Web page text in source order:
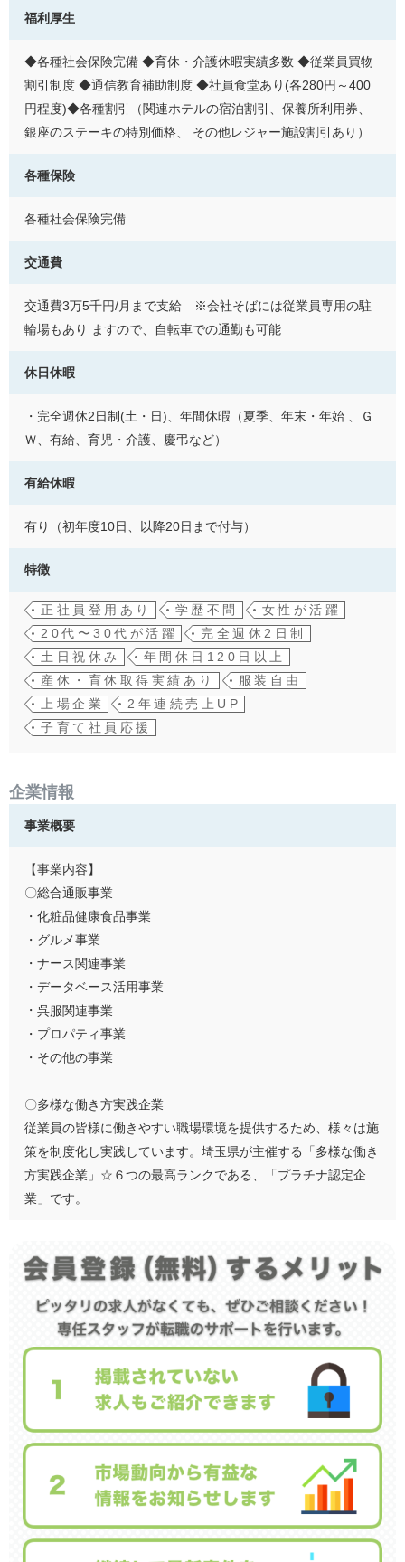
福利厚生
◆各種社会保険完備 ◆育休・介護休暇実績多数 ◆従業員買物
割引制度 ◆通信教育補助制度 ◆社員食堂あり(各280円～400
円程度)◆各種割引（関連ホテルの宿泊割引、保養所利用券、
銀座のステーキの特別価格、 その他レジャー施設割引あり）
各種保険
各種社会保険完備
交通費
交通費3万5千円/月まで支給 ※会社そばには従業員専用の駐
輪場もあり ますので、自転車での通勤も可能
休日休暇
・完全週休2日制(土・日)、年間休暇（夏季、年末・年始 、Ｇ
Ｗ、有給、育児・介護、慶弔など）
有給休暇
有り（初年度10日、以降20日まで付与）
特徴
正社員登用あり 学歴不問
女性が活躍
20代〜30代が活躍
完全週休2日制
土日祝休み
年間休日120日以上
産休・育休取得実績あり
服装自由
上場企業
2年連続売上UP
子育て社員応援
企業情報
事業概要
【事業内容】
〇総合通販事業
・化粧品健康食品事業
・グルメ事業
・ナース関連事業
・データベース活用事業
・呉服関連事業
・プロパティ事業
・その他の事業
〇多様な働き方実践企業
従業員の皆様に働きやすい職場環境を提供するため、様々は施
策を制度化し実践しています。埼玉県が主催する「多様な働き
方実践企業」☆６つの最高ランクである、「プラチナ認定企
業」です。